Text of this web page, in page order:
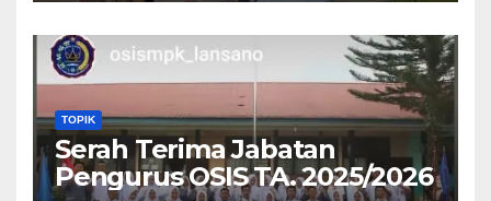
TOPIK
Serah Terima Jabatan
Pengurus OSIS TA. 2025/2026